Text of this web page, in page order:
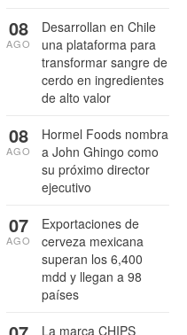
Desarrollan en Chile
una plataforma para
transformar sangre de
cerdo en ingredientes
de alto valor
08
AGO
Hormel Foods nombra
a John Ghingo como
su próximo director
ejecutivo
08
AGO
Exportaciones de
cerveza mexicana
superan los 6,400
mdd y llegan a 98
países
07
AGO
La marca CHIPS